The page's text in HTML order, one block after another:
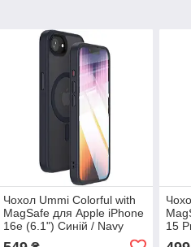
Чохол Ummi Colorful with
MagSafe для Apple iPhone
16e (6.1") Синій / Navy
15